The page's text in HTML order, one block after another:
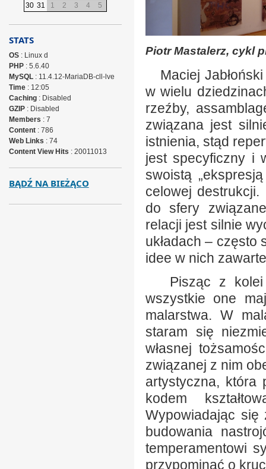
Piotr Mastalerz, cykl
Maciej
w wielu
rzeźby,
związana jest
istnienia, stąd
jest specyficzny i
swoistą
celowej destrukcji.
do sfery
relacji jest silnie
układach – często
idee w nich
Pisząc z kolei
wszystkie one
malarstwa. W
staram się
własnej
związanej z nim
artystyczna, która
kodem
Wypowiadając
budowania
temperamentowi
przypominać o
30 31 1 2 3 4 5
STATS
OS: Linux d
PHP: 5.6.40
MySQL: 11.4.12-MariaDB-cll-lve
Time: 12:05
Caching: Disabled
GZIP: Disabled
Members : 7
Content: 786
Web Links : 74
Content View Hits : 20011013
BĄDŹ NA BIEŻĄCO